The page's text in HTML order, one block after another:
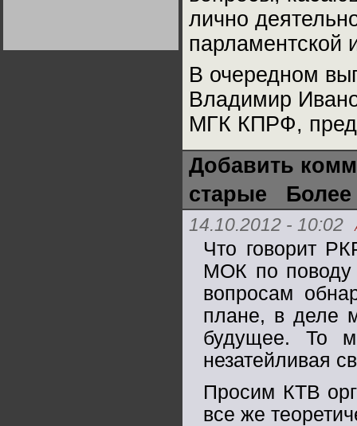
лично
парламентской
В очередном
Владимир
МГК КПРФ,
Добавить
старые
14.10.2012 - 10:02
Что говорит
МОК по поводу
вопросам
плане, в деле
будущее. То
незатейливая
Просим КТВ
все же